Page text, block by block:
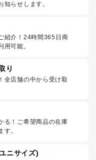
知らせします。
紹介！24時間365日商
用可能。
り
全店舗の中から受け取
る！ご希望商品の在庫
す。
ニサイズ)